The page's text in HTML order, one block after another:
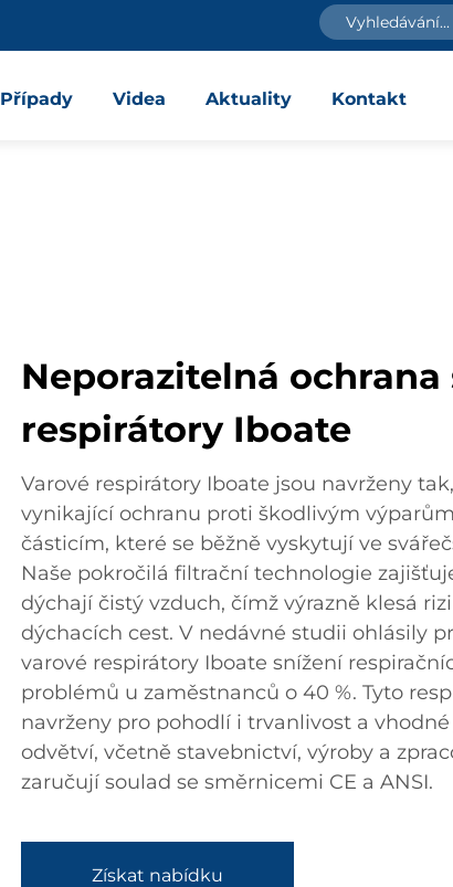
Případy Videa Aktuality Kontakt
Neporazitelná ochrana
respirátory Iboate
Varové respirátory Iboate jsou navrženy
vynikající ochranu proti škodlivým
částicím, které se běžně vyskytují ve
Naše pokročilá filtrační technologie
dýchají čistý vzduch, čímž výrazně klesá
dýchacích cest. V nedávné studii ohlásily
varové respirátory Iboate snížení
problémů u zaměstnanců o 40 %. Tyto
navrženy pro pohodlí i trvanlivost a
odvětví, včetně stavebnictví, výroby a
zaručují soulad se směrnicemi CE a ANSI.
Získat nabídku